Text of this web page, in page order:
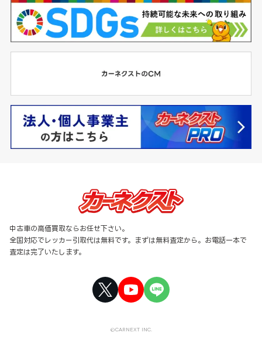
中古車の高価買取ならお任せ下さい。
全国対応でレッカー引取代は無料です。まずは無料査定から。お電話一本で
査定は完了いたします。
©CARNEXT INC.